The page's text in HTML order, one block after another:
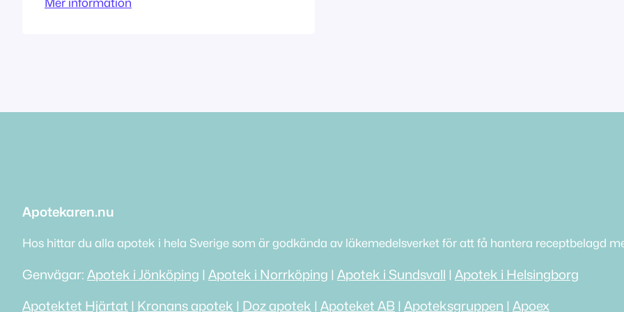
innehas av Apotek A AB
Apotekaren.nu
Hos hittar du alla apotek i hela Sverige som är godkända av läkemedelsverket för att få hantera receptbelagd
Genvägar: Apotek i Jönköping | Apotek i Norrköping | Apotek i Sundsvall | Apotek i Helsingborg
Apotektet Hjärtat | Kronans apotek | Doz apotek | Apoteket AB | Apoteksgruppen | Apoex